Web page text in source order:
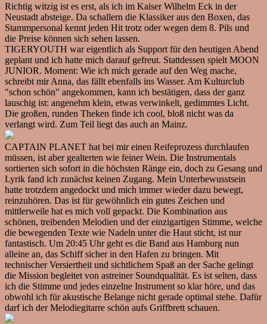
Richtig witzig ist es erst, als ich im Kaiser Wilhelm Eck in der
Neustadt absteige. Da schallern die Klassiker aus den Boxen, das
Stammpersonal kennt jeden Hit trotz oder wegen dem 8. Pils und
die Preise können sich sehen lassen.
TIGERYOUTH war eigentlich als Support für den heutigen Abend
geplant und ich hatte mich darauf gefreut. Stattdessen spielt MOON
JUNIOR. Moment: Wie ich mich gerade auf den Weg mache,
schreibt mir Anna, das fällt ebenfalls ins Wasser. Am Kulturclub
"schon schön" angekommen, kann ich bestätigen, dass der ganz
lauschig ist: angenehm klein, etwas verwinkelt, gedimmtes Licht.
Die großen, runden Theken finde ich cool, bloß nicht was da
verlangt wird. Zum Teil liegt das auch an Mainz.
CAPTAIN PLANET hat bei mir einen Reifeprozess durchlaufen
müssen, ist aber gealterten wie feiner Wein. Die Instrumentals
sortierten sich sofort in die höchsten Ränge ein, doch zu Gesang und
Lyrik fand ich zunächst keinen Zugang. Mein Unterbewusstsein
hatte trotzdem angedockt und mich immer wieder dazu bewegt,
reinzuhören. Das ist für gewöhnlich ein gutes Zeichen und
mittlerweile hat es mich voll gepackt. Die Kombination aus
schönen, treibenden Melodien und der einzigartigen Stimme, welche
die bewegenden Texte wie Nadeln unter die Haut sticht, ist nur
fantastisch. Um 20:45 Uhr geht es die Band aus Hamburg nun
alleine an, das Schiff sicher in den Hafen zu bringen. Mit
technischer Versiertheit und sichtlichem Spaß an der Sache gelingt
die Mission begleitet von astreiner Soundqualität. Es ist selten, dass
ich die Stimme und jedes einzelne Instrument so klar höre, und das
obwohl ich für akustische Belange nicht gerade optimal stehe. Dafür
darf ich der Melodiegitarre schön aufs Griffbrett schauen.